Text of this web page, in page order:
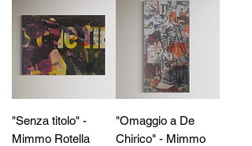
"Senza titolo" -
Mimmo Rotella
"Omaggio a De
Chirico" - Mimmo